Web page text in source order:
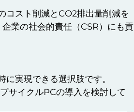
スト削減とCO2排出量削減を
業の社会的責任（CSR）にも貢
実現できる選択肢です。
サイクルPCの導入を検討して